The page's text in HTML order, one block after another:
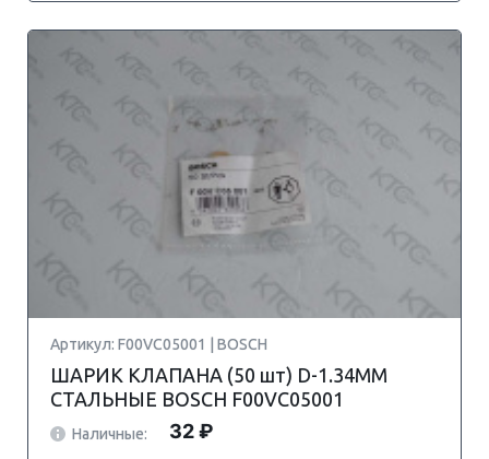
Артикул: F00VC05001 | BOSCH
ШАРИК КЛАПАНА (50 шт) D-1.34MM
СТАЛЬНЫЕ BOSCH F00VC05001
Наличные: 32 ₽